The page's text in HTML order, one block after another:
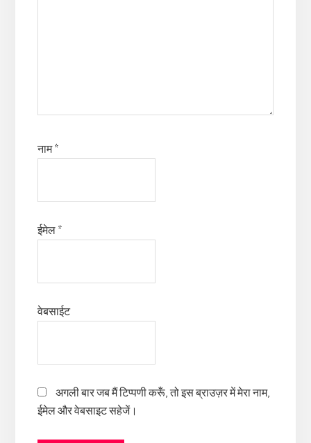
नाम*
ईमेल *
वेबसाईट
अगली बार जब मैं टिप्पणी करूँ, तो इस ब्राउज़र में मेरा नाम,
ईमेल और वेबसाइट सहेजें।